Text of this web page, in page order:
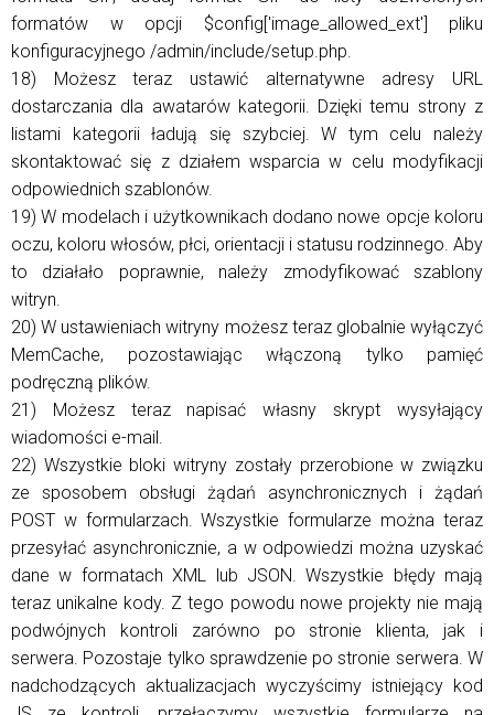
formatów w opcji $config['image_allowed_ext'] pliku
konfiguracyjnego /admin/include/setup.php.
18) Możesz teraz ustawić alternatywne adresy URL
dostarczania dla awatarów kategorii. Dzięki temu strony z
listami kategorii ładują się szybciej. W tym celu należy
skontaktować się z działem wsparcia w celu modyfikacji
odpowiednich szablonów.
19) W modelach i użytkownikach dodano nowe opcje koloru
oczu, koloru włosów, płci, orientacji i statusu rodzinnego. Aby
to działało poprawnie, należy zmodyfikować szablony
witryn.
20) W ustawieniach witryny możesz teraz globalnie wyłączyć
MemCache, pozostawiając włączoną tylko pamięć
podręczną plików.
21) Możesz teraz napisać własny skrypt wysyłający
wiadomości e-mail.
22) Wszystkie bloki witryny zostały przerobione w związku
ze sposobem obsługi żądań asynchronicznych i żądań
POST w formularzach. Wszystkie formularze można teraz
przesyłać asynchronicznie, a w odpowiedzi można uzyskać
dane w formatach XML lub JSON. Wszystkie błędy mają
teraz unikalne kody. Z tego powodu nowe projekty nie mają
podwójnych kontroli zarówno po stronie klienta, jak i
serwera. Pozostaje tylko sprawdzenie po stronie serwera. W
nadchodzących aktualizacjach wyczyścimy istniejący kod